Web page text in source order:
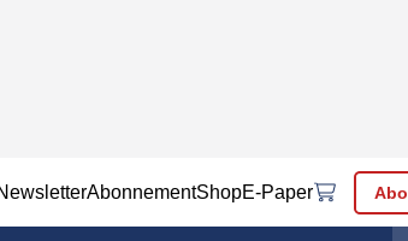
AbonnementShopE-Paper Abo